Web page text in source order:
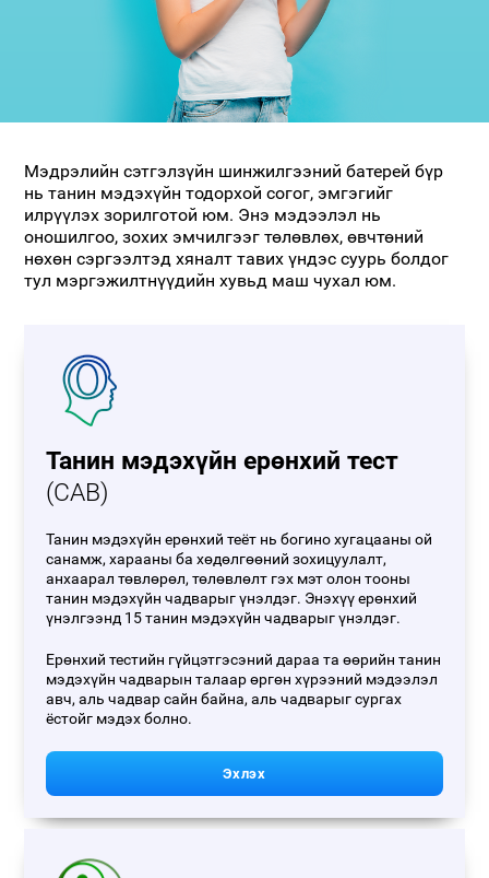
Мэдрэлийн сэтгэлзүйн шинжилгээний батерей бүр
нь танин мэдэхүйн тодорхой согог, эмгэгийг
илрүүлэх зорилготой юм. Энэ мэдээлэл нь
оношилгоо, зохих эмчилгээг төлөвлөх, өвчтөний
нөхөн сэргээлтэд хяналт тавих үндэс суурь болдог
тул мэргэжилтнүүдийн хувьд маш чухал юм.
Танин мэдэхүйн ерөнхий тест
(CAB)
Танин мэдэхүйн ерөнхий теёт нь богино хугацааны ой
санамж, харааны ба хөдөлгөөний зохицуулалт,
анхаарал төвлөрөл, төлөвлөлт гэх мэт олон тооны
танин мэдэхүйн чадварыг үнэлдэг. Энэхүү ерөнхий
үнэлгээнд 15 танин мэдэхүйн чадварыг үнэлдэг.
Ерөнхий тестийн гүйцэтгэсэний дараа та өөрийн танин
мэдэхүйн чадварын талаар өргөн хүрээний мэдээлэл
авч, аль чадвар сайн байна, аль чадварыг сургах
ёстойг мэдэх болно.
Эхлэх